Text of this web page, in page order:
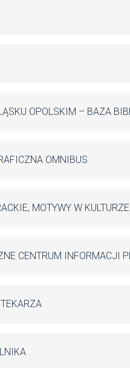
OPOLSKIM – BAZA
OMNIBUS
MOTYWY W KULTURZE
CENTRUM INFORMACJI